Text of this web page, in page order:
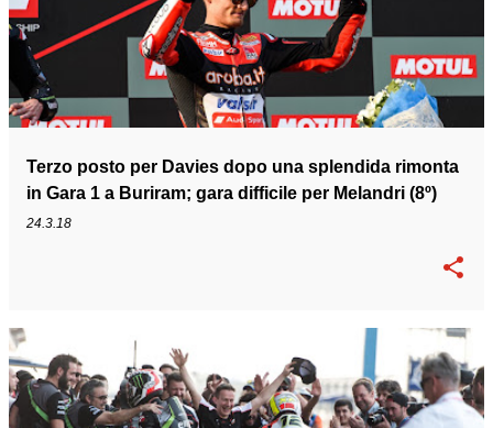
Terzo posto per Davies dopo una splendida rimonta
in Gara 1 a Buriram; gara difficile per Melandri (8º)
24.3.18